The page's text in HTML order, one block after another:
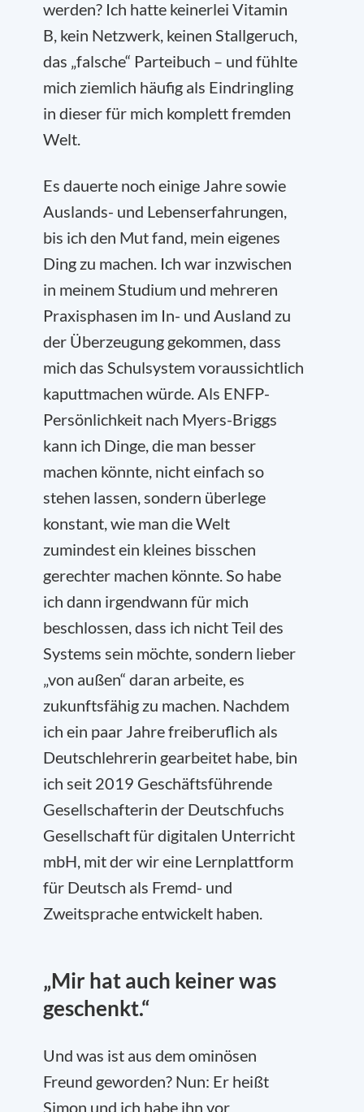
werden? Ich hatte keinerlei Vitamin
B, kein Netzwerk, keinen Stallgeruch,
das „falsche“ Parteibuch – und fühlte
mich ziemlich häufig als Eindringling
in dieser für mich komplett fremden
Welt.
Es dauerte noch einige Jahre sowie
Auslands- und Lebenserfahrungen,
bis ich den Mut fand, mein eigenes
Ding zu machen. Ich war inzwischen
in meinem Studium und mehreren
Praxisphasen im In- und Ausland zu
der Überzeugung gekommen, dass
mich das Schulsystem voraussichtlich
kaputtmachen würde. Als ENFP-
Persönlichkeit nach Myers-Briggs
kann ich Dinge, die man besser
machen könnte, nicht einfach so
stehen lassen, sondern überlege
konstant, wie man die Welt
zumindest ein kleines bisschen
gerechter machen könnte. So habe
ich dann irgendwann für mich
beschlossen, dass ich nicht Teil des
Systems sein möchte, sondern lieber
„von außen“ daran arbeite, es
zukunftsfähig zu machen. Nachdem
ich ein paar Jahre freiberuflich als
Deutschlehrerin gearbeitet habe, bin
ich seit 2019 Geschäftsführende
Gesellschafterin der Deutschfuchs
Gesellschaft für digitalen Unterricht
mbH, mit der wir eine Lernplattform
für Deutsch als Fremd- und
Zweitsprache entwickelt haben.
„Mir hat auch keiner was
geschenkt.“
Und was ist aus dem ominösen
Freund geworden? Nun: Er heißt
Simon und ich habe ihn vor